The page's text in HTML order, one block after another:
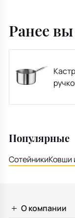
Ранее
Популярные
СотейникиКовши
О компании